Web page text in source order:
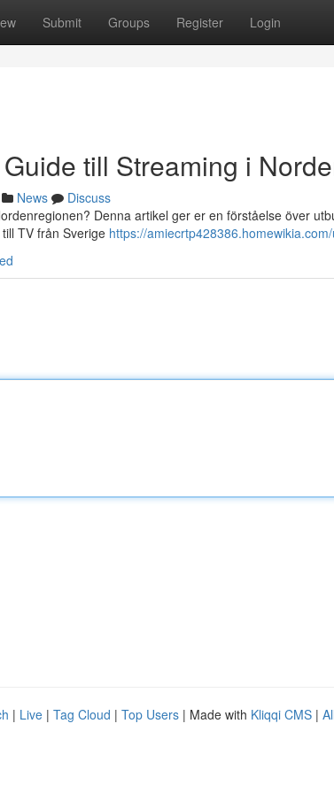
Submit Groups Register Login
till Streaming i
News
Discuss
Denna artikel ger er en förståelse över
TV från Sverige https://
| Live | Tag Cloud | Top Users | Made with Kliqqi CMS |